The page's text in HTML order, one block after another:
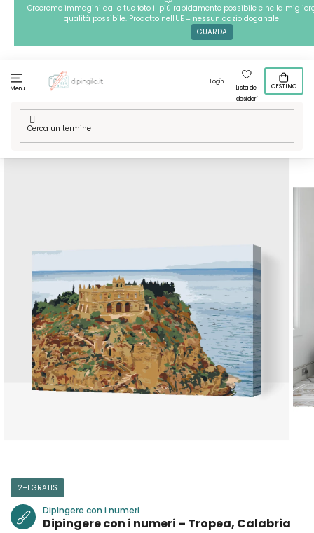
Passa
contenuto
Creeremo immagini dalle tue foto il più rapidamente possibile e nella
qualità possibile. Prodotto nell'UE = nessun dazio doganale
GUARDA
Menu
Login
Lista dei
desideri
CESTINO
Casa
/ Il meglio dell'Italia / Dipingere con i numeri – Tropea,
Calabria
2+1 GRATIS
Dipingere con i numeri
Dipingere con i numeri – Tropea, Calabria